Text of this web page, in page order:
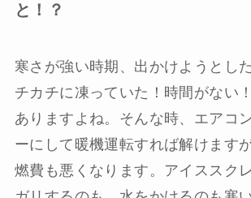
と！？
寒さが強い時期、出かけようとし
チカチに凍っていた！時間がない
ありますよね。そんな時、エアコ
ーにして暖機運転すれば解けます
燃費も悪くなります。アイススク